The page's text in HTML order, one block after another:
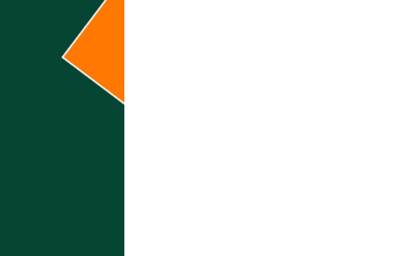
ترتيب
موعد مباراة مولودية وجدة والرجاء